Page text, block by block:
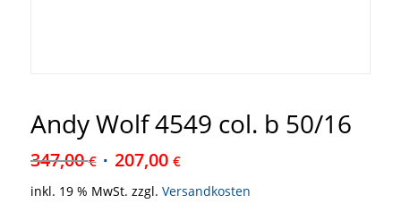
Andy Wolf 4549 col. b 50/16
347,00€ 207,00 €
inkl. 19 % MwSt. zzgl. Versandkosten